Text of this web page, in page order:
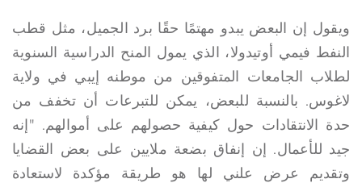
ويقول إن البعض يبدو مهتمًا حقًا برد الجميل، مثل قطب
النفط فيمي أوتيدولا، الذي يمول المنح الدراسية السنوية
لطلاب الجامعات المتفوقين من موطنه إيبي في ولاية
لاغوس. بالنسبة للبعض، يمكن للتبرعات أن تخفف من
حدة الانتقادات حول كيفية حصولهم على أموالهم. "إنه
جيد للأعمال. إن إنفاق بضعة ملايين على بعض القضايا
وتقديم عرض علني لها هو طريقة مؤكدة لاستعادة